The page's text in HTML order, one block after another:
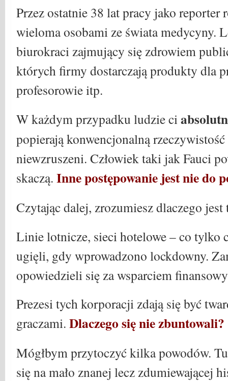
Przez ostatnie 38 lat pracy jako reporter
wieloma osobami ze świata medycyny.
biurokraci zajmujący się zdrowiem
których firmy dostarczają produkty dla
profesorowie itp.
W każdym przypadku ludzie ci
popierają konwencjonalną rzeczywistość
niewzruszeni. Człowiek taki jak Fauci
skaczą. Inne postępowanie jest nie do
Czytając dalej, zrozumiesz dlaczego
Linie lotnicze, sieci hotelowe – co tylko
ugięli, gdy wprowadzono lockdowny.
opowiedzieli się za wsparciem
Prezesi tych korporacji zdają się być
graczami. Dlaczego się nie zbuntowali?
Mógłbym przytoczyć kilka powodów.
się na mało znanej lecz zdumiewającej